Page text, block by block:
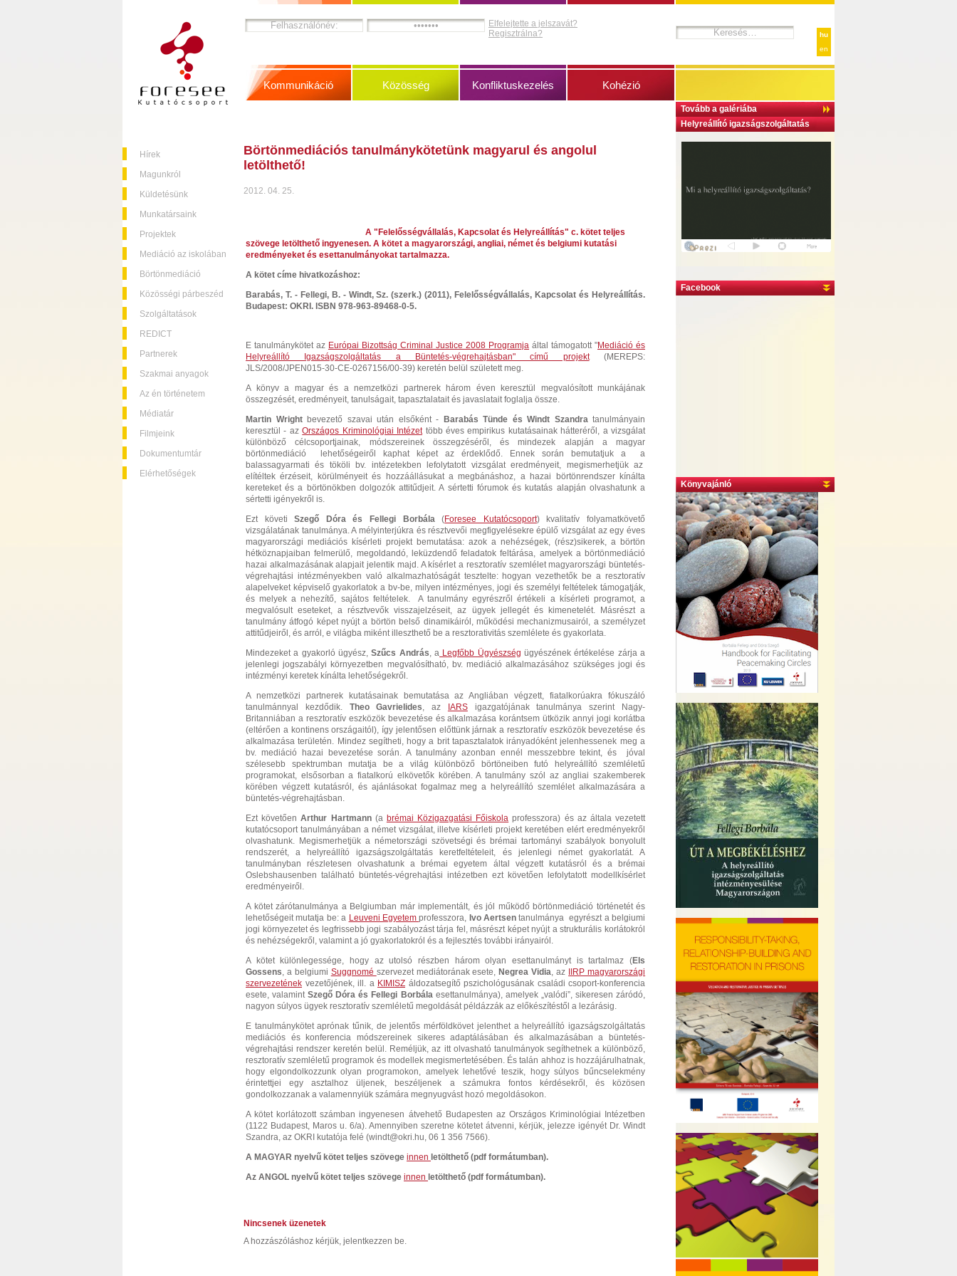
Hírek
Magunkról
Küldetésünk
Munkatársaink
Projektek
Mediáció az iskolában
Börtönmediáció
Közösségi párbeszéd
Szolgáltatások
REDICT
Partnerek
Szakmai anyagok
Az én történetem
Médiatár
Filmjeink
Dokumentumtár
Elérhetőségek
hu
en
Tovább a galériába
Helyreállító igazságszolgáltatás
Facebook
Könyvajánló
Elfelejtette a jelszavát?
Regisztrálna?
Kommunikáció Közösség Konfliktuskezelés Kohézió
Börtönmediációs tanulmánykötetünk magyarul és angolul
letölthető!
2012. 04. 25.
A "Felelősségvállalás, Kapcsolat és Helyreállítás" c. kötet teljes
szövege letölthető ingyenesen. A kötet a magyarországi, angliai, német és belgiumi kutatási
eredményeket és esettanulmányokat tartalmazza.
A kötet címe hivatkozáshoz:
Barabás, T. - Fellegi, B. - Windt, Sz. (szerk.) (2011), Felelősségvállalás, Kapcsolat és Helyreállítás.
Budapest: OKRI. ISBN 978-963-89468-0-5.
E tanulmánykötet az Európai Bizottság Criminal Justice 2008 Programja által támogatott "Mediáció és
Helyreállító Igazságszolgáltatás a Büntetés-végrehajtásban" című projekt(MEREPS:
JLS/2008/JPEN015-30-CE-0267156/00-39) keretén belül született meg.
A könyv a magyar és a nemzetközi partnerek három éven keresztül megvalósított munkájának
összegzését, eredményeit, tanulságait, tapasztalatait és javaslatait foglalja össze.
Martin Wright bevezető szavai után elsőként - Barabás Tünde és Windt Szandratanulmányain
keresztül - azOrszágos Kriminológiai Intézettöbb éves empirikus kutatásainak hátteréről, a vizsgálat
különböző célcsoportjainak, módszereinek összegzéséről, és mindezek alapján a magyar
börtönmediáció lehetőségeiről kaphat képet az érdeklődő. Ennek során bemutatjuk a a
balassagyarmati és tököli bv. intézetekben lefolytatott vizsgálat eredményeit, megismerhetjük az
elítéltek érzéseit, körülményeit és hozzáállásukat a megbánáshoz, a hazai börtönrendszer kínálta
kereteket és a börtönökben dolgozók attitűdjeit. A sértetti fórumok és kutatás alapján olvashatunk a
sértetti igényekről is.
Ezt követiSzegő Dóra és Fellegi Borbála(Foresee Kutatócsoport) kvalitatív folyamatkövető
vizsgálatának tanulmánya. A mélyinterjúkra és résztvevői megfigyelésekre épülő vizsgálat az egy éves
magyarországi mediációs kísérleti projekt bemutatása: azok a nehézségek, (rész)sikerek, a börtön
hétköznapjaiban felmerülő, megoldandó, leküzdendő feladatok feltárása, amelyek a börtönmediáció
hazai alkalmazásának alapjait jelentik majd. A kísérlet a resztoratív szemlélet magyarországi büntetés-
végrehajtási intézményekben való alkalmazhatóságát tesztelte: hogyan vezethetők be a resztoratív
alapelveket képviselő gyakorlatok a bv-be, milyen intézményes, jogi és személyi feltételek támogatják,
és melyek a nehezítő, sajátos feltételek. A tanulmány egyrészről értékeli a kísérleti programot, a
megvalósult eseteket, a résztvevők visszajelzéseit, az ügyek jellegét és kimenetelét. Másrészt a
tanulmány átfogó képet nyújt a börtön belső dinamikáiról, működési mechanizmusairól, a személyzet
attitűdjeiről, és arról, e világba miként illeszthető be a resztorativitás szemlélete és gyakorlata.
Mindezeket a gyakorló ügyész,Szűcs András, a Legfőbb Ügyészség ügyészének értékelése zárja a
jelenlegi jogszabályi környezetben megvalósítható, bv. mediáció alkalmazásához szükséges jogi és
intézményi keretek kínálta lehetőségekről.
A nemzetközi partnerek kutatásainak bemutatása az Angliában végzett, fiatalkorúakra fókuszáló
tanulmánnyal kezdődik. Theo Gavrielides, az IARSigazgatójának tanulmánya szerint Nagy-
Britanniában a resztoratív eszközök bevezetése és alkalmazása korántsem ütközik annyi jogi korlátba
(eltérően a kontinens országaitól), így jelentősen előttünk járnak a resztoratív eszközök bevezetése és
alkalmazása területén. Mindez segítheti, hogy a brit tapasztalatok irányadóként jelenhessenek meg a
bv. mediáció hazai bevezetése során. A tanulmány azonban ennél messzebbre tekint, és jóval
szélesebb spektrumban mutatja be a világ különböző börtöneiben futó helyreállító szemléletű
programokat, elsősorban a fiatalkorú elkövetők körében. A tanulmány szól az angliai szakemberek
körében végzett kutatásról, és ajánlásokat fogalmaz meg a helyreállító szemlélet alkalmazására a
büntetés-végrehajtásban.
Ezt követőenArthur Hartmann(a brémai Közigazgatási Főiskola professzora) és az általa vezetett
kutatócsoport tanulmányában a német vizsgálat, illetve kísérleti projekt keretében elért eredményekről
olvashatunk. Megismerhetjük a németországi szövetségi és brémai tartományi szabályok bonyolult
rendszerét, a helyreállító igazságszolgáltatás keretfeltételeit, és jelenlegi német gyakorlatát. A
tanulmányban részletesen olvashatunk a brémai egyetem által végzett kutatásról és a brémai
Oslebshausenben található büntetés-végrehajtási intézetben ezt követően lefolytatott modellkísérlet
eredményeiről.
A kötet zárótanulmánya a Belgiumban már implementált, és jól működő börtönmediáció történetét és
lehetőségeit mutatja be: a Leuveni Egyetemprofesszora, Ivo Aertsen tanulmánya egyrészt a belgiumi
jogi környezetet és legfrissebb jogi szabályozást tárja fel, másrészt képet nyújt a strukturális korlátokról
és nehézségekről, valamint a jó gyakorlatokról és a fejlesztés további irányairól.
A kötet különlegessége, hogy az utolsó részben három olyan esettanulmányt is tartalmaz (Els
Gossens, a belgiumi Suggnomé szervezet mediátorának esete, Negrea Vidia, az
IIRP magyarországi
szervezetének vezetőjének, ill. a KIMISZ áldozatsegítő pszichológusának családi csoport-konferencia
esete, valamintSzegő Dóra és Fellegi Borbálaesettanulmánya), amelyek „valódi”, sikeresen záródó,
nagyon súlyos ügyek resztoratív szemléletű megoldását példázzák az előkészítéstől a lezárásig.
E tanulmánykötet aprónak tűnik, de jelentős mérföldkövet jelenthet a helyreállító igazságszolgáltatás
mediációs és konferencia módszereinek sikeres adaptálásában és alkalmazásában a büntetés-
végrehajtási rendszer keretén belül. Reméljük, az itt olvasható tanulmányok segíthetnek a különböző,
resztoratív szemléletű programok és modellek megismertetésében. És talán ahhoz is hozzájárulhatnak,
hogy elgondolkozzunk olyan programokon, amelyek lehetővé teszik, hogy súlyos bűncselekmény
érintettjei egy asztalhoz üljenek, beszéljenek a számukra fontos kérdésekről, és közösen
gondolkozzanak a valamennyiük számára megnyugvást hozó megoldásokon.
A kötet korlátozott számban ingyenesen átvehető Budapesten az Országos Kriminológiai Intézetben
(1122 Budapest, Maros u. 6/a). Amennyiben szeretne kötetet átvenni, kérjük, jelezze igényét Dr. Windt
Szandra, az OKRI kutatója felé (windt@okri.hu, 06 1 356 7566).
A MAGYAR nyelvű kötet teljes szövege innen letölthető (pdf formátumban).
Az ANGOL nyelvű kötet teljes szövege innen letölthető (pdf formátumban).
Nincsenek üzenetek
A hozzászóláshoz kérjük, jelentkezzen be.